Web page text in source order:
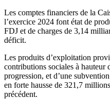
Les comptes financiers de la
l’exercice 2024 font état de
FDJ et de charges de 3,14
déficit.
Les produits d’exploitation
contributions sociales à hauteur
progression, et d’une
en forte hausse de 321,7
précédent.